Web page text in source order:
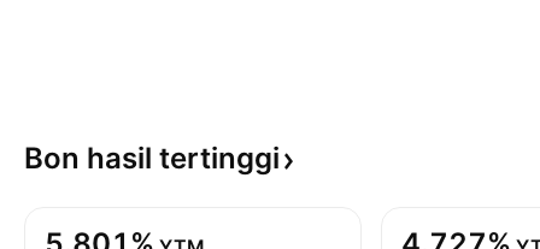
Bon hasil tertinggi